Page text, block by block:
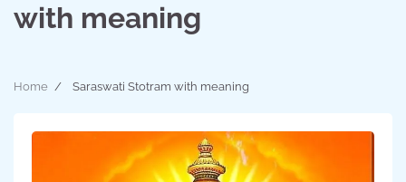
with meaning
Home Saraswati Stotram with meaning